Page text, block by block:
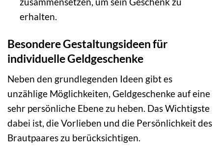
erhalten.
Besondere Gestaltungsideen für
individuelle Geldgeschenke
Neben den grundlegenden Ideen gibt es
unzählige Möglichkeiten, Geldgeschenke auf eine
sehr persönliche Ebene zu heben. Das Wichtigste
dabei ist, die Vorlieben und die Persönlichkeit des
Brautpaares zu berücksichtigen.